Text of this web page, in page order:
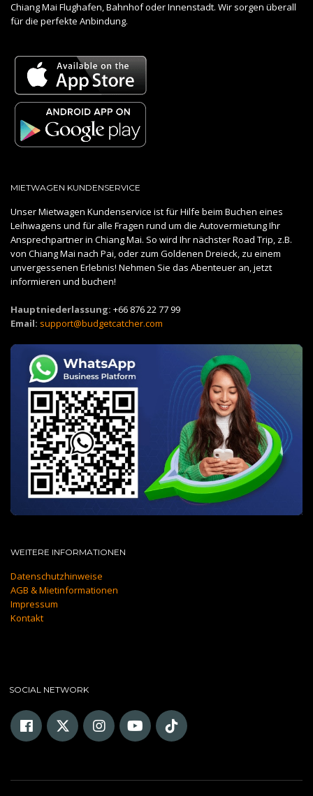
Chiang Mai Flughafen, Bahnhof oder Innenstadt. Wir sorgen überall
für die perfekte Anbindung.
MIETWAGEN KUNDENSERVICE
Unser Mietwagen Kundenservice ist für Hilfe beim Buchen eines
Leihwagens und für alle Fragen rund um die Autovermietung Ihr
Ansprechpartner in Chiang Mai. So wird Ihr nächster Road Trip, z.B.
von Chiang Mai nach Pai, oder zum Goldenen Dreieck, zu einem
unvergessenen Erlebnis! Nehmen Sie das Abenteuer an, jetzt
informieren und buchen!
Hauptniederlassung: +66 876 22 77 99
Email: support@budgetcatcher.com
WEITERE INFORMATIONEN
Datenschutzhinweise
AGB & Mietinformationen
Impressum
Kontakt
SOCIAL NETWORK